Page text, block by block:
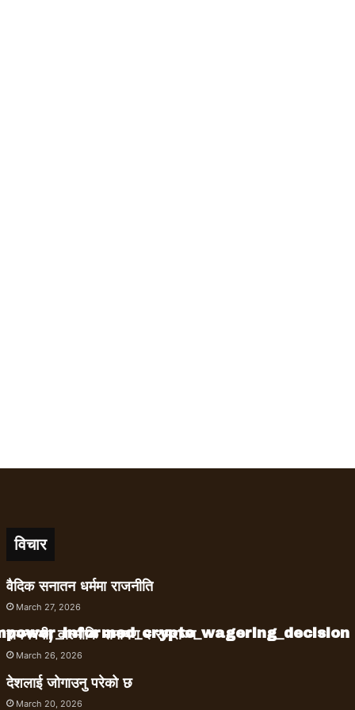
विचार
वैदिक सनातन धर्ममा राजनीति
March 27, 2026
रामनवमी, वाल्मीकि रामायण र रामराज्य
March 26, 2026
देशलाई जोगाउनु परेको छ
March 20, 2026